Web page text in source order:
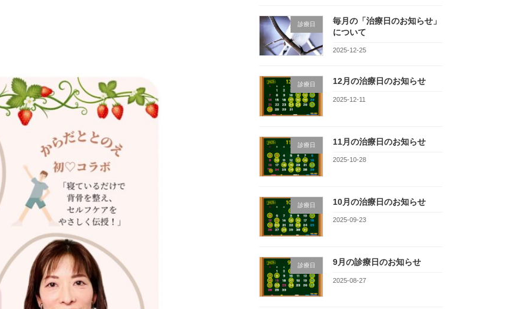
診療日
毎月の「治療日のお知らせ」
について
2025-12-25
診療日 12月の治療日のお知らせ
2025-12-11
診療日 11月の治療日のお知らせ
2025-10-28
診療日 10月の治療日のお知らせ
2025-09-23
診療日 9月の診療日のお知らせ
2025-08-27